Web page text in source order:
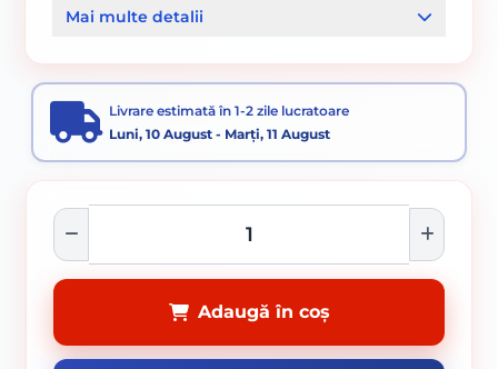
Mai multe detalii
Livrare estimată în 1-2 zile lucratoare
Luni, 10 August - Marți, 11 August
Adaugă în coș